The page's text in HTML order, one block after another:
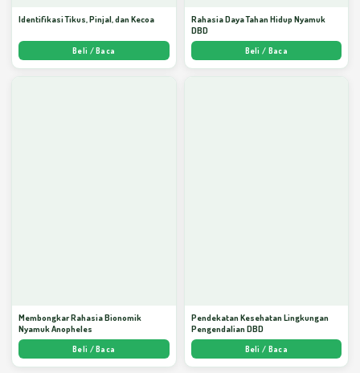
Identifikasi Tikus, Pinjal, dan Kecoa
Beli / Baca
Rahasia Daya Tahan Hidup Nyamuk
DBD
Beli / Baca
Membongkar Rahasia Bionomik
Nyamuk Anopheles
Beli / Baca
Pendekatan Kesehatan Lingkungan
Pengendalian DBD
Beli / Baca